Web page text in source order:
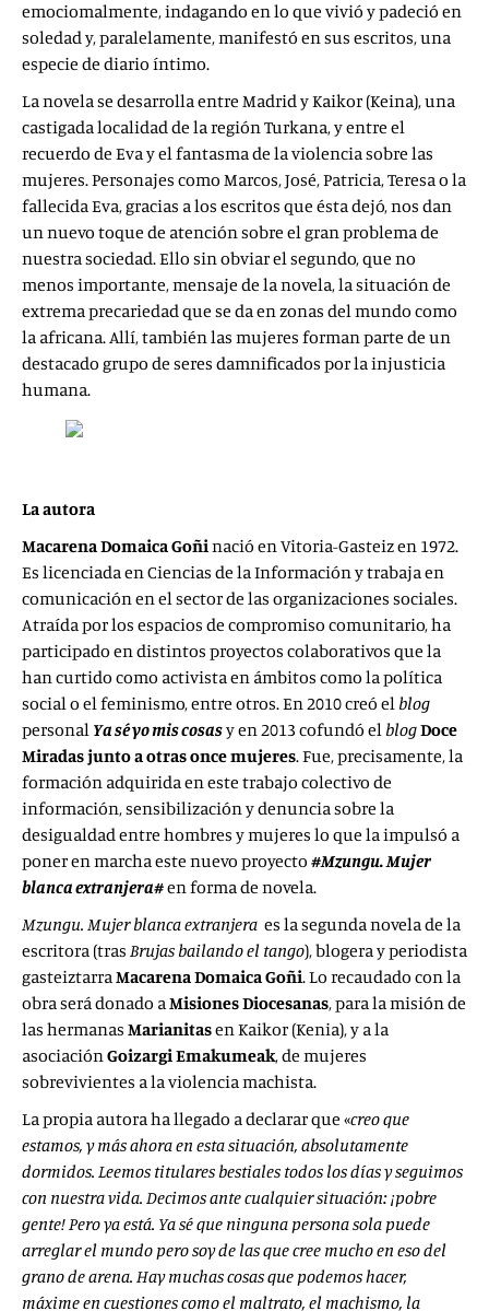
emociomalmente, indagando en lo que vivió y padeció en
soledad y, paralelamente, manifestó en sus escritos, una
especie de diario íntimo.
La novela se desarrolla entre Madrid y Kaikor (Keina), una
castigada localidad de la región Turkana, y entre el
recuerdo de Eva y el fantasma de la violencia sobre las
mujeres. Personajes como Marcos, José, Patricia, Teresa o la
fallecida Eva, gracias a los escritos que ésta dejó, nos dan
un nuevo toque de atención sobre el gran problema de
nuestra sociedad. Ello sin obviar el segundo, que no
menos importante, mensaje de la novela, la situación de
extrema precariedad que se da en zonas del mundo como
la africana. Allí, también las mujeres forman parte de un
destacado grupo de seres damnificados por la injusticia
humana.
La autora
Macarena Domaica Goñinació en Vitoria-Gasteiz en 1972.
Es licenciada en Ciencias de la Información y trabaja en
comunicación en el sector de las organizaciones sociales.
Atraída por los espacios de compromiso comunitario, ha
participado en distintos proyectos colaborativos que la
han curtido como activista en ámbitos como la política
social o el feminismo, entre otros. En 2010 creó elblog
personal Ya sé yo mis cosasy en 2013 cofundó elblogDoce
Miradas junto a otras once mujeres. Fue, precisamente, la
formación adquirida en este trabajo colectivo de
información, sensibilización y denuncia sobre la
desigualdad entre hombres y mujeres lo que la impulsó a
poner en marcha este nuevo proyecto #Mzungu. Mujer
blanca extranjera#en forma de novela.
Mzungu. Mujer blanca extranjera es la segunda novela de la
escritora (tras Brujas bailando el tango), blogera y periodista
gasteiztarraMacarena Domaica Goñi. Lo recaudado con la
obra será donado aMisiones Diocesanas, para la misión de
las hermanas Marianitasen Kaikor (Kenia), y a la
asociaciónGoizargi Emakumeak, de mujeres
sobrevivientes a la violencia machista.
La propia autora ha llegado a declarar que «creo que
estamos, y más ahora en esta situación, absolutamente
dormidos. Leemos titulares bestiales todos los días y seguimos
con nuestra vida. Decimos ante cualquier situación: ¡pobre
gente! Pero ya está. Ya sé que ninguna persona sola puede
arreglar el mundo pero soy de las que cree mucho en eso del
grano de arena. Hay muchas cosas que podemos hacer,
máxime en cuestiones como el maltrato, el machismo, la